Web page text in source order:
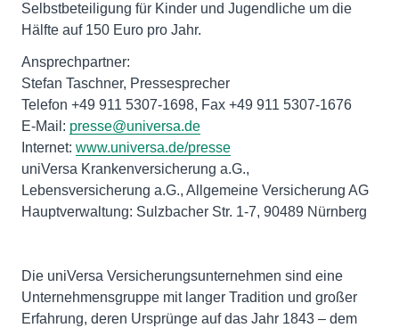
Selbstbeteiligung für Kinder und Jugendliche um die
Hälfte auf 150 Euro pro Jahr.
Ansprechpartner:
Stefan Taschner, Pressesprecher
Telefon +49 911 5307-1698, Fax +49 911 5307-1676
E-Mail: presse@universa.de
Internet: www.universa.de/presse
uniVersa Krankenversicherung a.G.,
Lebensversicherung a.G., Allgemeine Versicherung AG
Hauptverwaltung: Sulzbacher Str. 1-7, 90489 Nürnberg
Die uniVersa Versicherungsunternehmen sind eine
Unternehmensgruppe mit langer Tradition und großer
Erfahrung, deren Ursprünge auf das Jahr 1843 – dem